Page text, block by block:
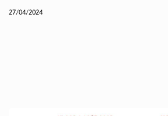
27/04/2024